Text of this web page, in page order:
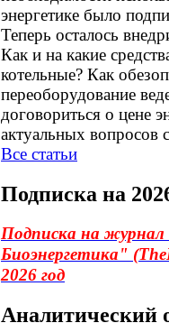
энергетике было
Теперь осталось
Как и на какие
котельные? Как
переоборудование
договориться о цене
актуальных
Все статьи
Подписка на
Подписка на журнал
Биоэнергетика"
2026 год
Аналитический